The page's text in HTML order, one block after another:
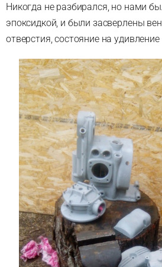
Никогда не разбирался, но нами
эпоксидкой, и были засверлены
отверстия, состояние на удивление